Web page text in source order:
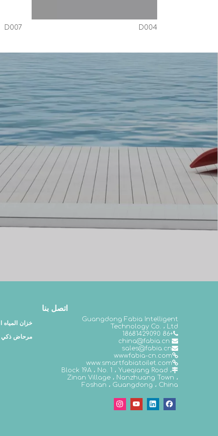
D007 D004
خزان المياه
مرحاض ذكي
اتصل بنا
Guangdong Fabia Intelligent
Technology Co. ، Ltd

+86 18681429090

china@fabia.cn

sales@fabia.cn

wwwfabia-cn.com

www.smartfabiatoilet.com
Block 19A ، No. 1 ، Yueqiang Road ،
Zinan Village ، Nanzhuang Town ،
Foshan ، Guangdong ، China